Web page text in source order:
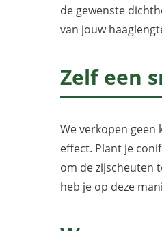
de gewenste
van jouw
Zelf een
We verkopen
effect. Plant je
om de zijscheuten
heb je op deze